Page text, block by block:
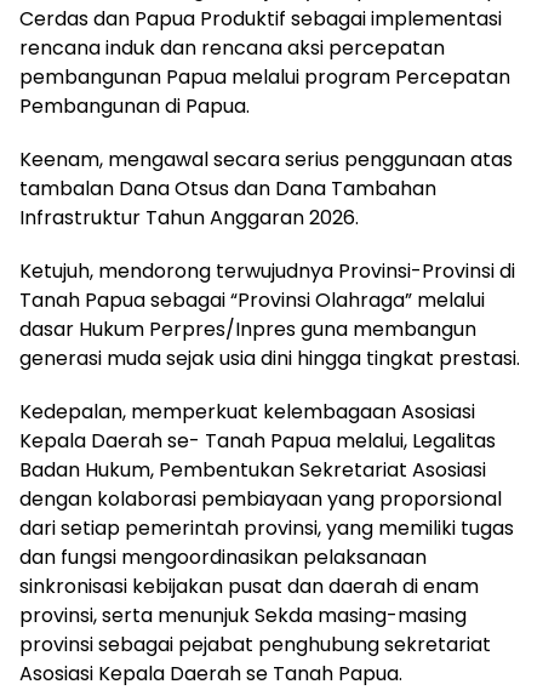
Cerdas dan Papua Produktif sebagai implementasi
rencana induk dan rencana aksi percepatan
pembangunan Papua melalui program Percepatan
Pembangunan di Papua.
Keenam, mengawal secara serius penggunaan atas
tambalan Dana Otsus dan Dana Tambahan
Infrastruktur Tahun Anggaran 2026.
Ketujuh, mendorong terwujudnya Provinsi-Provinsi di
Tanah Papua sebagai “Provinsi Olahraga” melalui
dasar Hukum Perpres/Inpres guna membangun
generasi muda sejak usia dini hingga tingkat prestasi.
Kedepalan, memperkuat kelembagaan Asosiasi
Kepala Daerah se- Tanah Papua melalui, Legalitas
Badan Hukum, Pembentukan Sekretariat Asosiasi
dengan kolaborasi pembiayaan yang proporsional
dari setiap pemerintah provinsi, yang memiliki tugas
dan fungsi mengoordinasikan pelaksanaan
sinkronisasi kebijakan pusat dan daerah di enam
provinsi, serta menunjuk Sekda masing-masing
provinsi sebagai pejabat penghubung sekretariat
Asosiasi Kepala Daerah se Tanah Papua.